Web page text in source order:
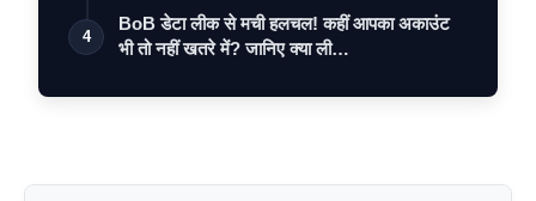
4
BoB डेटा लीक से मची हलचल! कहीं आपका अकाउंट
भी तो नहीं खतरे में? जानिए क्या ली…